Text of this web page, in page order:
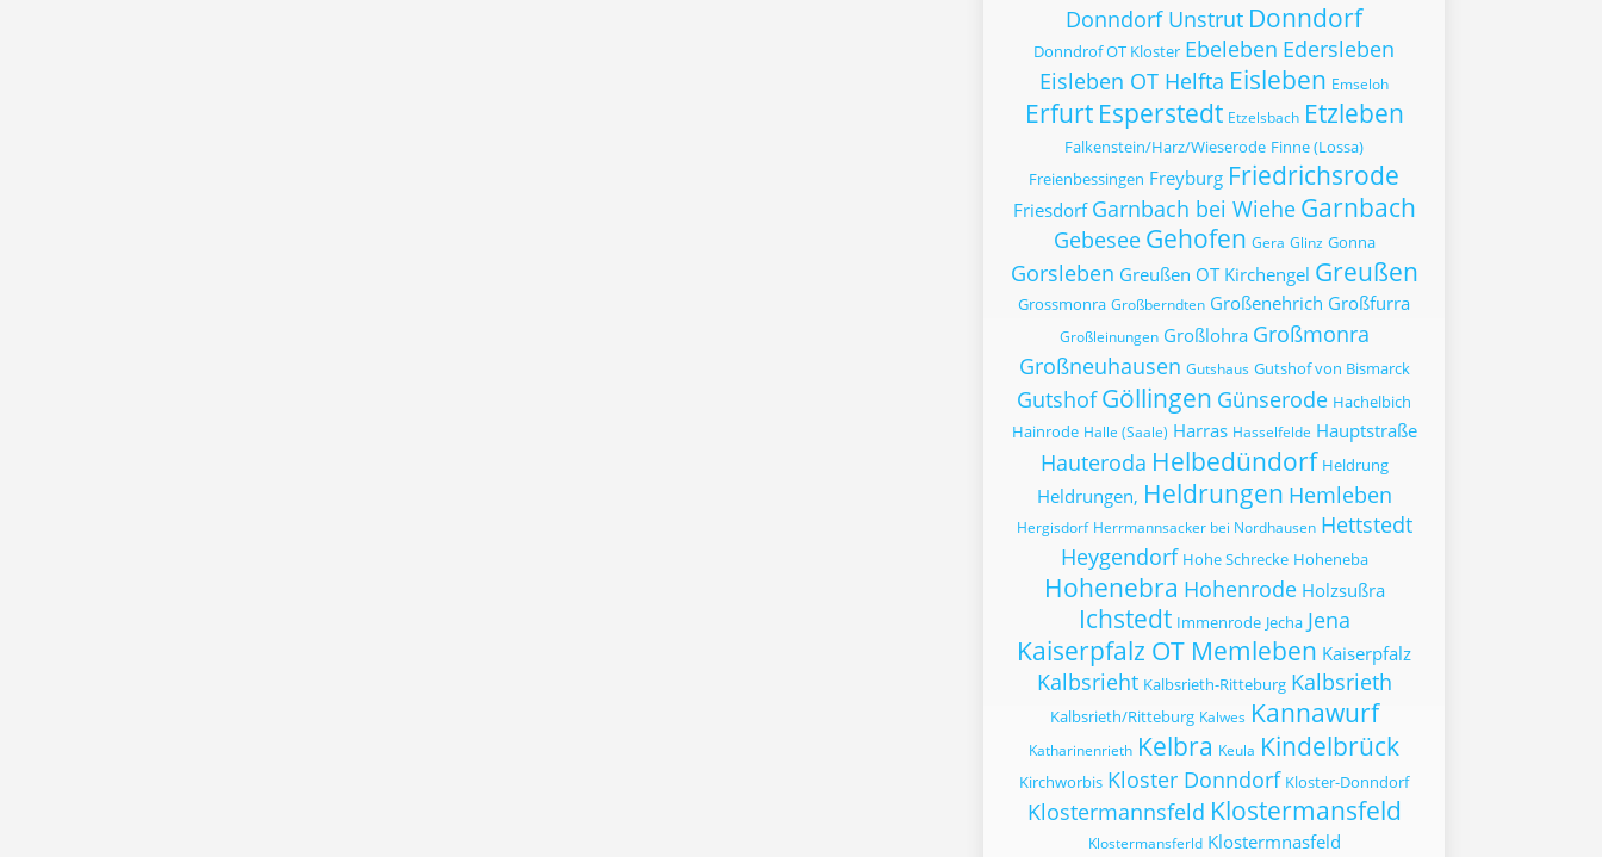
Donndorf Unstrut Donndorf
Donndrof OT Kloster Ebeleben Edersleben
Eisleben OT Helfta Eisleben Emseloh
Erfurt Esperstedt Etzelsbach Etzleben
Falkenstein/Harz/Wieserode Finne (Lossa)
Freienbessingen Freyburg Friedrichsrode
Friesdorf Garnbach bei Wiehe Garnbach
Gebesee Gehofen Gera Glinz Gonna
Gorsleben Greußen OT Kirchengel Greußen
Grossmonra Großberndten Großenehrich Großfurra
Großleinungen Großlohra Großmonra
Großneuhausen Gutshaus Gutshof von Bismarck
Gutshof Göllingen Günserode Hachelbich
Hainrode Halle (Saale) Harras Hasselfelde Hauptstraße
Hauteroda Helbedündorf Heldrung
Heldrungen, Heldrungen Hemleben
Hergisdorf Herrmannsacker bei Nordhausen Hettstedt
Heygendorf Hohe Schrecke Hoheneba
Hohenebra Hohenrode Holzsußra
Ichstedt Immenrode Jecha Jena
Kaiserpfalz OT Memleben Kaiserpfalz
Kalbsrieht Kalbsrieth-Ritteburg Kalbsrieth
Kalbsrieth/Ritteburg Kalwes Kannawurf
Katharinenrieth Kelbra Keula Kindelbrück
Kirchworbis Kloster Donndorf Kloster-Donndorf
Klostermannsfeld Klostermansfeld
Klostermansferld Klostermnasfeld